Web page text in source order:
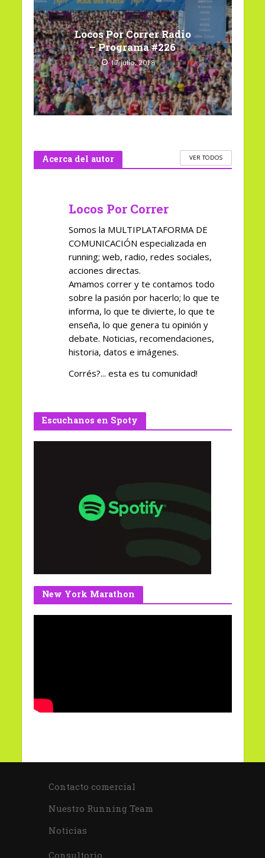
Locos Por Correr Radio
– Programa #226
17 julio, 2018
Acerca del autor VER TODOS
Locos Por Correr
Somos la MULTIPLATAFORMA DE
COMUNICACIÓN especializada en
running; web, radio, redes sociales,
acciones directas.
Amamos correr y te contamos todo
sobre la pasión por hacerlo; lo que te
informa, lo que te divierte, lo que te
enseña, lo que genera tu opinión y
debate. Noticias, recomendaciones,
historia, datos e imágenes.
Corrés?... esta es tu comunidad!
Escuchanos en Spoty
New York Marathon
Contacto comercial
Nuestro Running Team
Noticias
Consultorio